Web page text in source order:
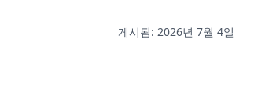
게시됨: 2026년 7월 4일